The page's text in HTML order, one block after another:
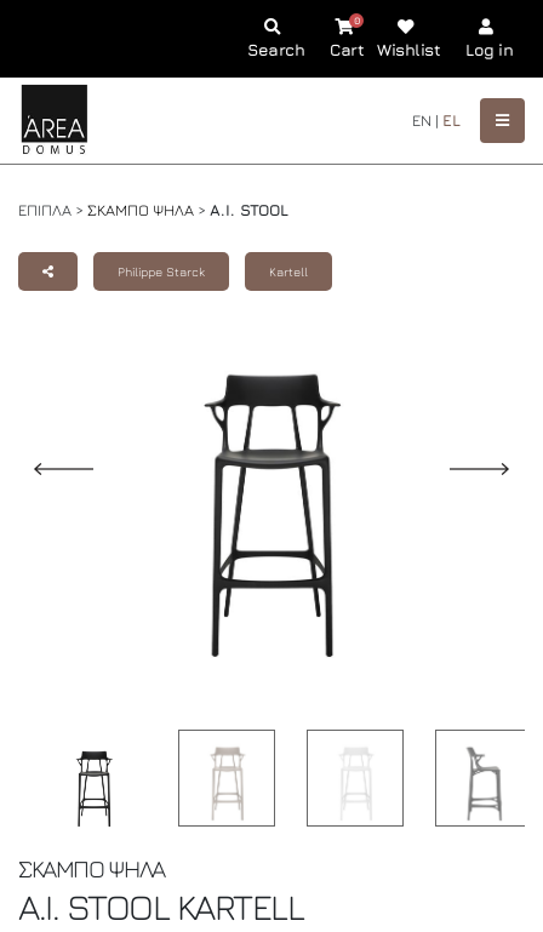
Search Cart
0
Wishlist Log in
EN | EL
ΕΠΙΠΛΑ > ΣΚΑΜΠΟ ΨΗΛΑ > A.I. STOOL
Philippe Starck Kartell
ΣΚΑΜΠΟ ΨΗΛΑ
A.I. STOOL KARTELL